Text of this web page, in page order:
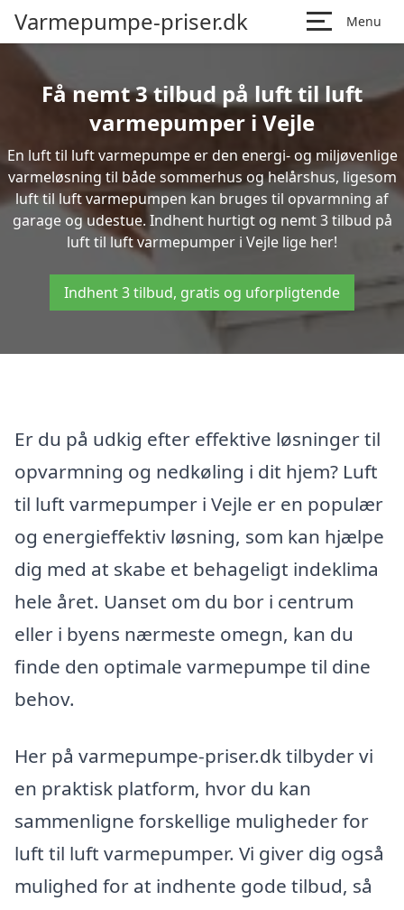
Varmepumpe-priser.dk Menu
Få nemt 3 tilbud på luft til luft
varmepumper i Vejle
En luft til luft varmepumpe er den energi- og miljøvenlige
varmeløsning til både sommerhus og helårshus, ligesom
luft til luft varmepumpen kan bruges til opvarmning af
garage og udestue. Indhent hurtigt og nemt 3 tilbud på
luft til luft varmepumper i Vejle lige her!
Indhent 3 tilbud, gratis og uforpligtende
Er du på udkig efter effektive løsninger til
opvarmning og nedkøling i dit hjem? Luft
til luft varmepumper i Vejle er en populær
og energieffektiv løsning, som kan hjælpe
dig med at skabe et behageligt indeklima
hele året. Uanset om du bor i centrum
eller i byens nærmeste omegn, kan du
finde den optimale varmepumpe til dine
behov.
Her på varmepumpe-priser.dk tilbyder vi
en praktisk platform, hvor du kan
sammenligne forskellige muligheder for
luft til luft varmepumper. Vi giver dig også
mulighed for at indhente gode tilbud, så